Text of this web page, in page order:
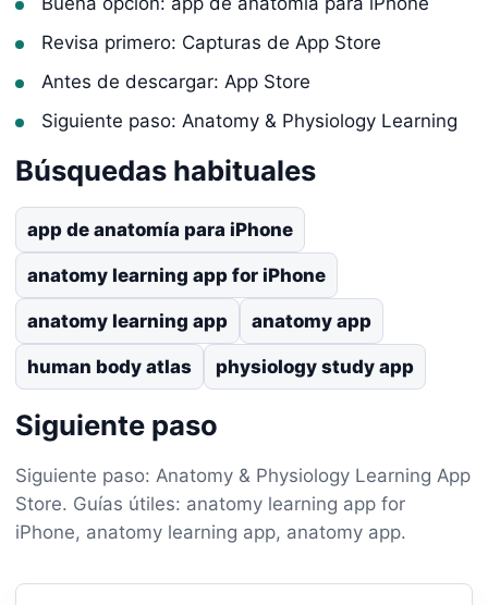
Revisa primero: Capturas de App Store
Antes de descargar: App Store
Siguiente paso: Anatomy & Physiology Learning
Búsquedas habituales
app de anatomía para iPhone
anatomy learning app for iPhone
anatomy learning app anatomy app
human body atlas physiology study app
Siguiente paso
Siguiente paso: Anatomy & Physiology Learning App
Store. Guías útiles: anatomy learning app for
iPhone, anatomy learning app, anatomy app.